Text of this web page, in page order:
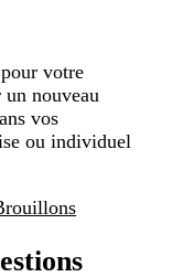
votre
un nouveau
vos
ou individuel